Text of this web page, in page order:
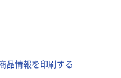
品情報を印刷する